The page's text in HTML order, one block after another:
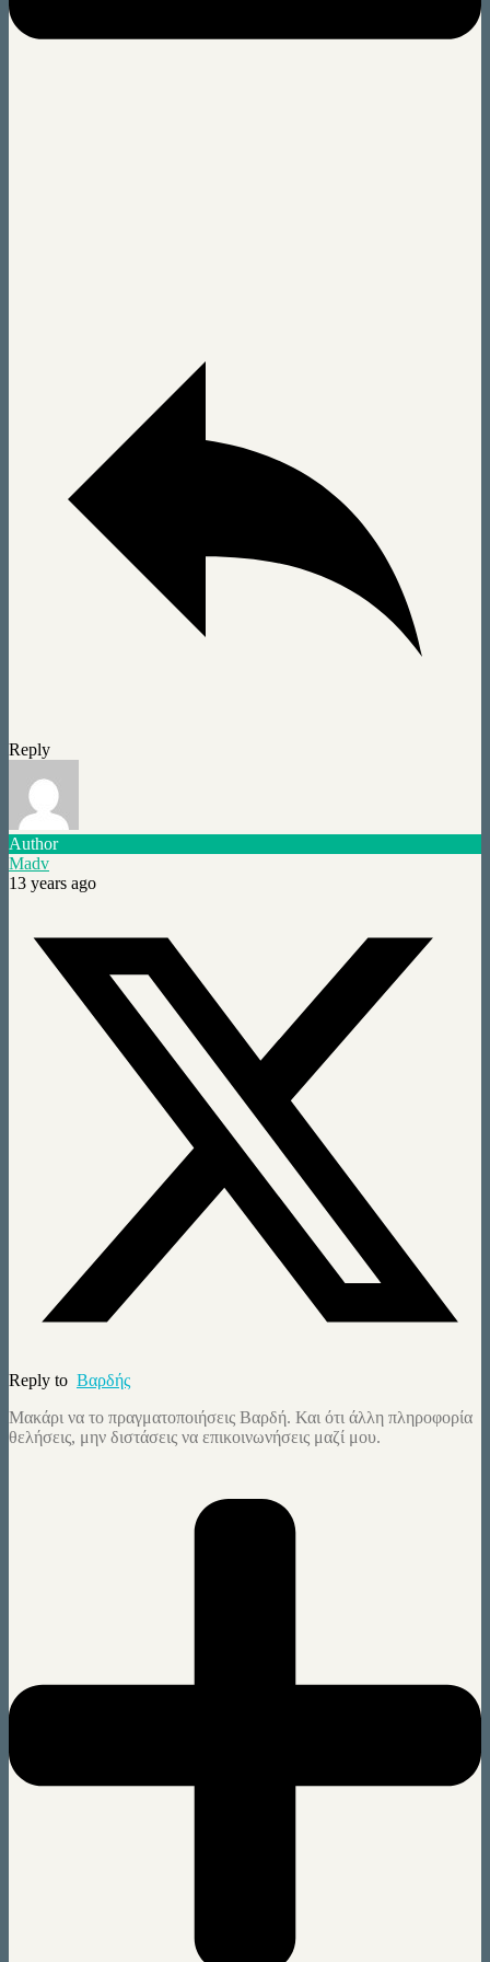
Reply
Author
Madv
13 years ago
Reply to Βαρδής
Μακάρι να το πραγματοποιήσεις Βαρδή. Και ότι άλλη πληροφορία
θελήσεις, μην διστάσεις να επικοινωνήσεις μαζί μου.